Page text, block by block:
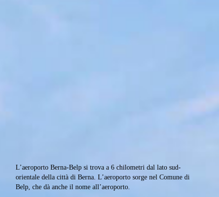
L’aeroporto Berna-Belp si trova a 6 chilometri dal lato sud-
orientale della città di Berna. L’aeroporto sorge nel Comune di
Belp, che dà anche il nome all’aeroporto.